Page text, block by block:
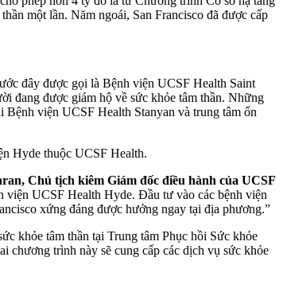
một lần. Năm ngoái, San Francisco đã được cấp
đây được gọi là Bệnh viện UCSF Health Saint
đang được giám hộ về sức khỏe tâm thần. Những
viện UCSF Health Stanyan và trung tâm ổn
Hyde thuộc UCSF Health.
Chủ tịch kiêm Giám đốc điều hành của UCSF
viện UCSF Health Hyde. Đầu tư vào các bệnh viện
xứng đáng được hưởng ngay tại địa phương.”
khỏe tâm thần tại Trung tâm Phục hồi Sức khỏe
chương trình này sẽ cung cấp các dịch vụ sức khỏe